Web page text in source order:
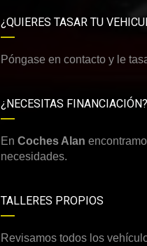
¿QUIERES TASAR TU
Póngase en contacto y le
¿NECESITAS FINANCIACIÓN?
En Coches Alan
necesidades.
TALLERES PROPIOS
Revisamos todos los